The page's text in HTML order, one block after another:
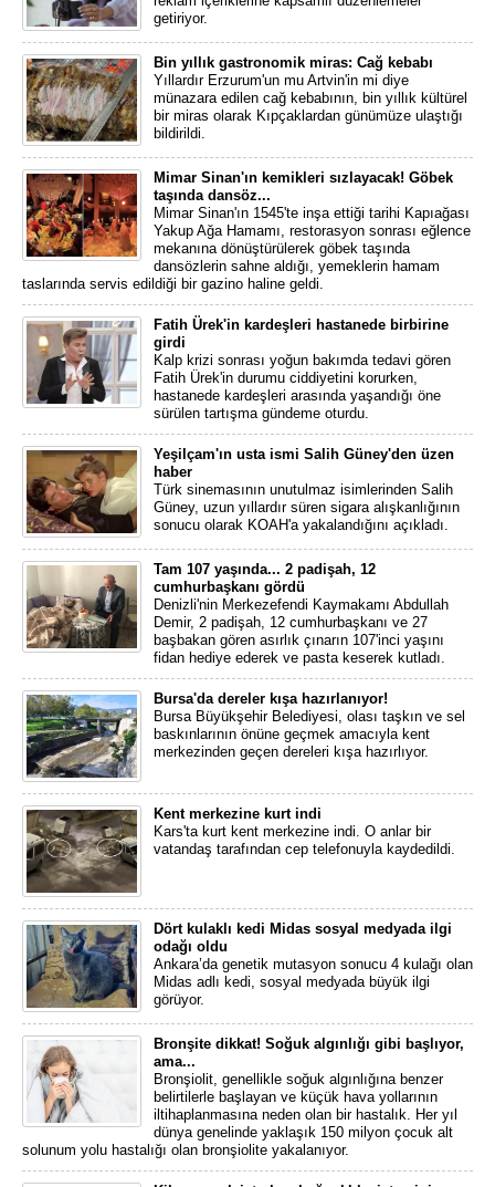
getiriyor.
Bin yıllık gastronomik miras: Cağ kebabı
Yıllardır Erzurum'un mu Artvin'in mi diye
münazara edilen cağ kebabının, bin yıllık kültürel
bir miras olarak Kıpçaklardan günümüze ulaştığı
bildirildi.
Mimar Sinan'ın kemikleri sızlayacak! Göbek
taşında dansöz...
Mimar Sinan'ın 1545'te inşa ettiği tarihi Kapıağası
Yakup Ağa Hamamı, restorasyon sonrası eğlence
mekanına dönüştürülerek göbek taşında
dansözlerin sahne aldığı, yemeklerin hamam
taslarında servis edildiği bir gazino haline geldi.
Fatih Ürek'in kardeşleri hastanede birbirine
girdi
Kalp krizi sonrası yoğun bakımda tedavi gören
Fatih Ürek'in durumu ciddiyetini korurken,
hastanede kardeşleri arasında yaşandığı öne
sürülen tartışma gündeme oturdu.
Yeşilçam'ın usta ismi Salih Güney'den üzen
haber
Türk sinemasının unutulmaz isimlerinden Salih
Güney, uzun yıllardır süren sigara alışkanlığının
sonucu olarak KOAH'a yakalandığını açıkladı.
Tam 107 yaşında... 2 padişah, 12
cumhurbaşkanı gördü
Denizli'nin Merkezefendi Kaymakamı Abdullah
Demir, 2 padişah, 12 cumhurbaşkanı ve 27
başbakan gören asırlık çınarın 107'inci yaşını
fidan hediye ederek ve pasta keserek kutladı.
Bursa'da dereler kışa hazırlanıyor!
Bursa Büyükşehir Belediyesi, olası taşkın ve sel
baskınlarının önüne geçmek amacıyla kent
merkezinden geçen dereleri kışa hazırlıyor.
Kent merkezine kurt indi
Kars'ta kurt kent merkezine indi. O anlar bir
vatandaş tarafından cep telefonuyla kaydedildi.
Dört kulaklı kedi Midas sosyal medyada ilgi
odağı oldu
Ankara’da genetik mutasyon sonucu 4 kulağı olan
Midas adlı kedi, sosyal medyada büyük ilgi
görüyor.
Bronşite dikkat! Soğuk algınlığı gibi başlıyor,
ama...
Bronşiolit, genellikle soğuk algınlığına benzer
belirtilerle başlayan ve küçük hava yollarının
iltihaplanmasına neden olan bir hastalık. Her yıl
dünya genelinde yaklaşık 150 milyon çocuk alt
solunum yolu hastalığı olan bronşiolite yakalanıyor.